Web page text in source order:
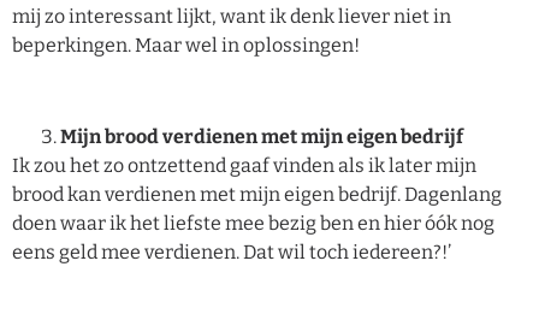
mij zo interessant lijkt, want ik denk liever niet in
beperkingen. Maar wel in oplossingen!
Mijn brood verdienen met mijn eigen bedrijf
Ik zou het zo ontzettend gaaf vinden als ik later mijn
brood kan verdienen met mijn eigen bedrijf. Dagenlang
doen waar ik het liefste mee bezig ben en hier óók nog
eens geld mee verdienen. Dat wil toch iedereen?!’